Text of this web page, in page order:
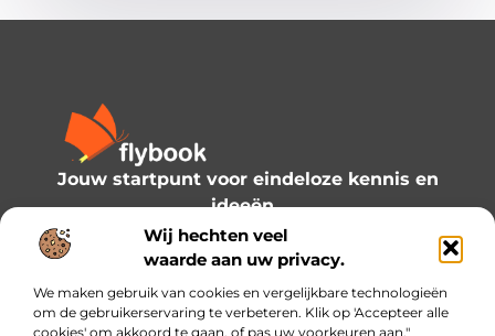
Wij hechten veel
waarde aan uw privacy.
We maken gebruik van cookies en vergelijkbare technologieën
om de gebruikerservaring te verbeteren. Klik op 'Accepteer alle
cookies' om akkoord te gaan, of pas uw voorkeuren aan."
Jouw startpunt voor eindeloze kennis en
ideeën.
Verken onze blogs en artikelen en laat je
inspireren door een wereld vol inzichten.
Bericht categorie